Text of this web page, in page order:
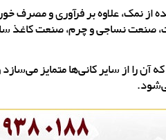
از نمک، علاوه بر فرآوری و مصرف
آن را از سایر کانی‌­ها متمایز